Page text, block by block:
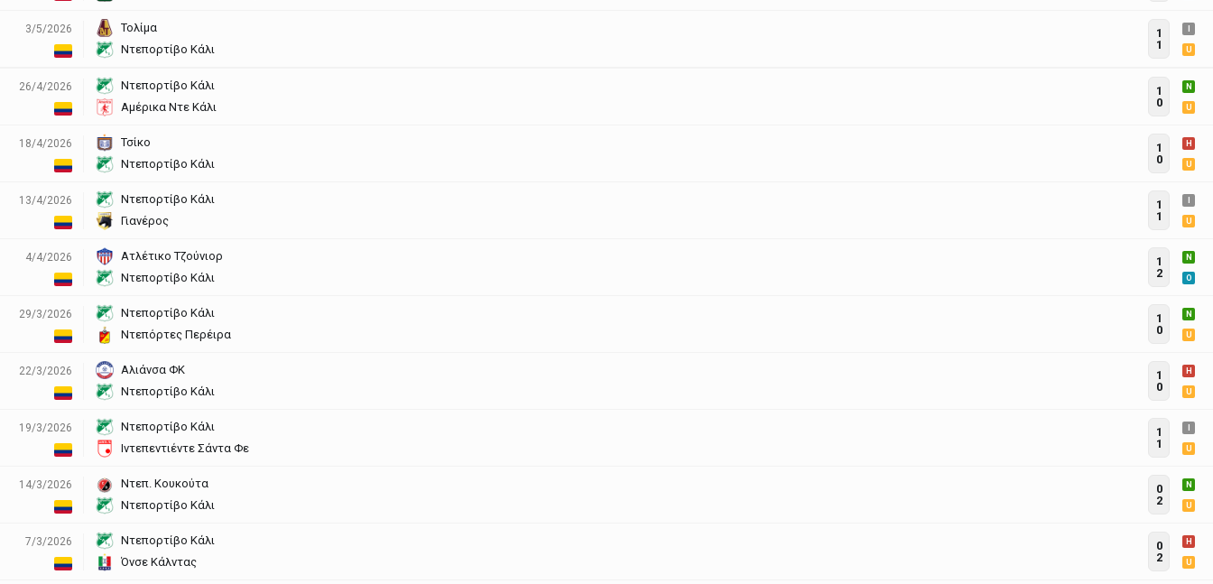
3/5/2026
Τολίμα
Ντεπορτίβο Κάλι
1
1
U
26/4/2026
Ντεπορτίβο Κάλι
Αμέρικα Ντε Κάλι
1
0
N
U
18/4/2026
Τσίκο
Ντεπορτίβο Κάλι
1
0
H
U
13/4/2026
Ντεπορτίβο Κάλι
Γιανέρος
1
1
U
4/4/2026
Ατλέτικο Τζούνιορ
Ντεπορτίβο Κάλι
1
2
N
O
29/3/2026
Ντεπορτίβο Κάλι
Ντεπόρτες Περέιρα
1
0
N
U
22/3/2026
Αλιάνσα ΦΚ
Ντεπορτίβο Κάλι
1
0
H
U
19/3/2026
Ντεπορτίβο Κάλι
Ιντεπεντιέντε Σάντα Φε
1
1
U
14/3/2026
Ντεπ. Κουκούτα
Ντεπορτίβο Κάλι
0
2
N
U
7/3/2026
Ντεπορτίβο Κάλι
Όνσε Κάλντας
0
2
H
U